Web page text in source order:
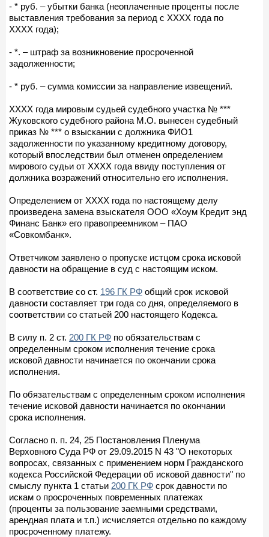
- * руб. – убытки банка (неоплаченные проценты после
выставления требования за период с ХХХХ года по
ХХХХ года);
- *. – штраф за возникновение просроченной
задолженности;
- * руб. – сумма комиссии за направление извещений.
ХХХХ года мировым судьей судебного участка № ***
Жуковского судебного района М.О. вынесен судебный
приказ № *** о взыскании с должника ФИО1
задолженности по указанному кредитному договору,
который впоследствии был отменен определением
мирового судьи от ХХХХ года ввиду поступления от
должника возражений относительно его исполнения.
Определением от ХХХХ года по настоящему делу
произведена замена взыскателя ООО «Хоум Кредит энд
Финанс Банк» его правопреемником – ПАО
«Совкомбанк».
Ответчиком заявлено о пропуске истцом срока исковой
давности на обращение в суд с настоящим иском.
В соответствие со ст. 196 ГК РФ общий срок исковой
давности составляет три года со дня, определяемого в
соответствии со статьей 200 настоящего Кодекса.
В силу п. 2 ст. 200 ГК РФ по обязательствам с
определенным сроком исполнения течение срока
исковой давности начинается по окончании срока
исполнения.
По обязательствам с определенным сроком исполнения
течение исковой давности начинается по окончании
срока исполнения.
Согласно п. п. 24, 25 Постановления Пленума
Верховного Суда РФ от 29.09.2015 N 43 "О некоторых
вопросах, связанных с применением норм Гражданского
кодекса Российской Федерации об исковой давности" по
смыслу пункта 1 статьи 200 ГК РФ срок давности по
искам о просроченных повременных платежах
(проценты за пользование заемными средствами,
арендная плата и т.п.) исчисляется отдельно по каждому
просроченному платежу.